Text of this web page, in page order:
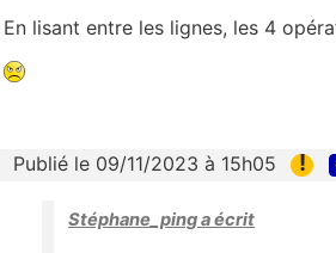
En lisant entre les lignes, les 4
Publié le 09/11/2023 à 15h05 !
Stéphane_ping a écrit